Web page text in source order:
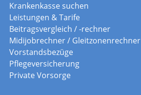
Krankenkasse suchen
Leistungen & Tarife
Beitragsvergleich / -rechner
Midijobrechner / Gleitzonenrechner
Vorstandsbezüge
Pflegeversicherung
Private Vorsorge